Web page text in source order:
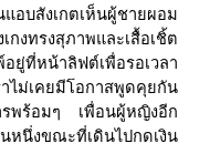
อบสังเกตเห็นผู้ชายผอม
งทรงสุภาพและเสื้อเชิ้ต
ที่หน้าลิฟต์เพื่อรอเวลา
ไม่เคยมีโอกาสพูดคุยกัน
รพร้อมๆ เพื่อนผู้หญิงอีก
นึ่งขณะที่เดินไปกดเงิน